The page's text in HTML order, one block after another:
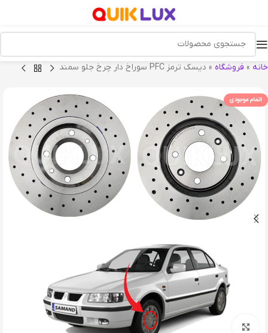
خانه » فروشگاه » دیسک ترمز PFC سوراخ دار چرخ جلو سمند
اتمام موجودی
بزرگنمایی تصویر